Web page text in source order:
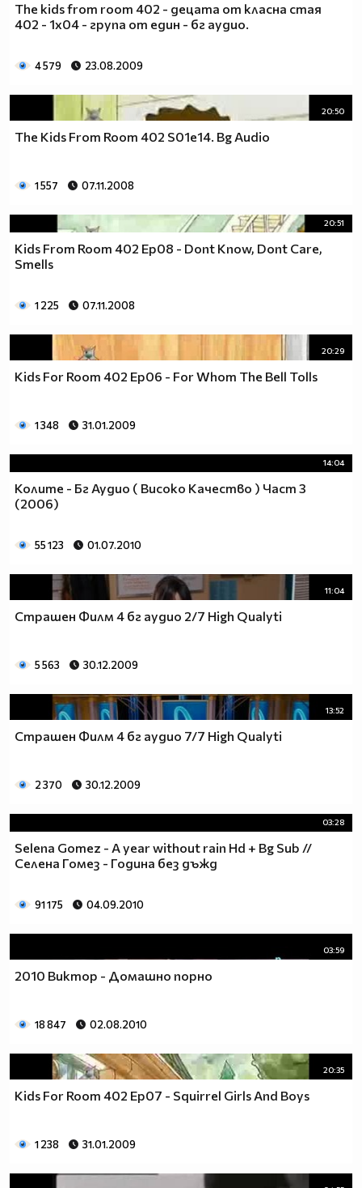
The kids from room 402 - децата от класна стая
402 - 1x04 - група от един - бг аудио.
4 579 23.08.2009
20:50
The Kids From Room 402 S01e14. Bg Audio
1 557 07.11.2008
20:51
Kids From Room 402 Ep08 - Dont Know, Dont Care,
Smells
1 225 07.11.2008
20:29
Kids For Room 402 Ep06 - For Whom The Bell Tolls
1 348 31.01.2009
14:04
Колите - Бг Аудио ( Високо Качество ) Част 3
(2006)
55 123 01.07.2010
11:04
Страшен Филм 4 бг аудио 2/7 High Qualyti
5 563 30.12.2009
13:52
Страшен Филм 4 бг аудио 7/7 High Qualyti
2 370 30.12.2009
03:28
Selena Gomez - A year without rain Hd + Bg Sub //
Селена Гомез - Година без дъжд
91 175 04.09.2010
03:59
2010 Виктор - Домашно порно
18 847 02.08.2010
20:35
Kids For Room 402 Ep07 - Squirrel Girls And Boys
1 238 31.01.2009